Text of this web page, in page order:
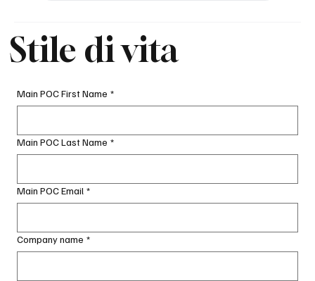
Stile di vita
Main POC First Name *
Main POC Last Name *
Main POC Email *
Company name *